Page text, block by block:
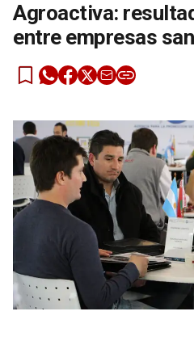
Agroactiva:
entre empresas